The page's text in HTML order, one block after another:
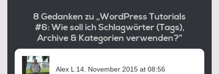
8 Gedanken zu „WordPress Tutorials
#6: Wie soll ich Schlagwörter (Tags),
Archive & Kategorien verwenden?“
Alex L 14. November 2015 at 08:56